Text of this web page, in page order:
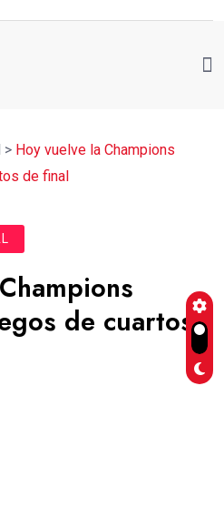
> Hoy vuelve la Champions
de final
de cuartos